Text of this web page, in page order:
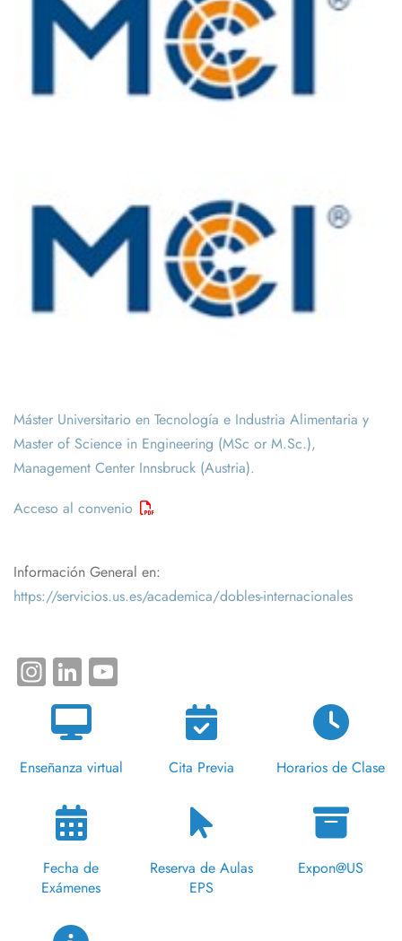
Máster Universitario en Tecnología e Industria Alimentaria y
Master of Science in Engineering (MSc or M.Sc.),
Management Center Innsbruck (Austria).
Acceso al convenio
Información General en:
https://servicios.us.es/academica/dobles-internacionales
Instagram
LinkedIn
Enseñanza virtual Cita Previa Horarios de Clase
Fecha de
Exámenes
Reserva de Aulas
EPS
Expon@US